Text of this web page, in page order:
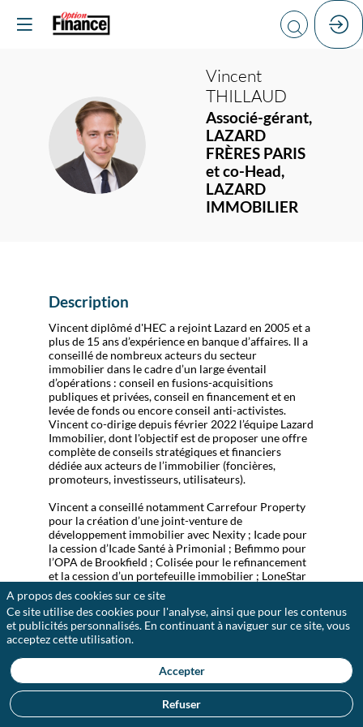
VT
Vincent
THILLAUD
Associé-gérant,
LAZARD
FRÈRES PARIS
et co-Head,
LAZARD
IMMOBILIER
Description
Vincent diplômé d'HEC a rejoint Lazard en 2005 et a
plus de 15 ans d’expérience en banque d’affaires. Il a
conseillé de nombreux acteurs du secteur
immobilier dans le cadre d’un large éventail
d’opérations : conseil en fusions-acquisitions
publiques et privées, conseil en financement et en
levée de fonds ou encore conseil anti-activistes.
Vincent co-dirige depuis février 2022 l’équipe Lazard
Immobilier, dont l'objectif est de proposer une offre
complète de conseils stratégiques et financiers
dédiée aux acteurs de l’immobilier (foncières,
promoteurs, investisseurs, utilisateurs).
Vincent a conseillé notamment Carrefour Property
pour la création d’une joint-venture de
développement immobilier avec Nexity ; Icade pour
la cession d’Icade Santé à Primonial ; Befimmo pour
l’OPA de Brookfield ; Colisée pour le refinancement
et la cession d’un portefeuille immobilier ; LoneStar
pour l’acquisition de GreenCity Immobilier ; Nexity
pour la cession d’Aegide Domitys à AG2R La
Mondiale ; SEGRO pour l’OPA sur Sofibus
Patrimoine ; Unibail-Rodamco-Westfield pour son
augmentation de capital ; SEGRO pour l’acquisition
de la participation de Covea dans Sofibus ; Carmila
pour l’acquisition de centres commerciaux auprès
d’Unibail-Rodamco ; Eurosic pour l’acquisition of
SIIC de Paris ; Icade pour l’OPE sur Silic ; Carrefour
pour la création de Carmila.
A propos des cookies sur ce site
Ce site utilise des cookies pour l'analyse, ainsi que pour les contenus
et publicités personnalisés. En continuant à naviguer sur ce site, vous
acceptez cette utilisation.
Accepter
Refuser